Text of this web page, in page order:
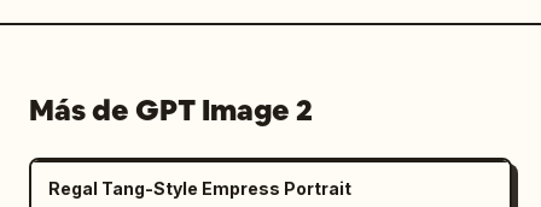
Más de GPT Image 2
Regal Tang-Style Empress Portrait